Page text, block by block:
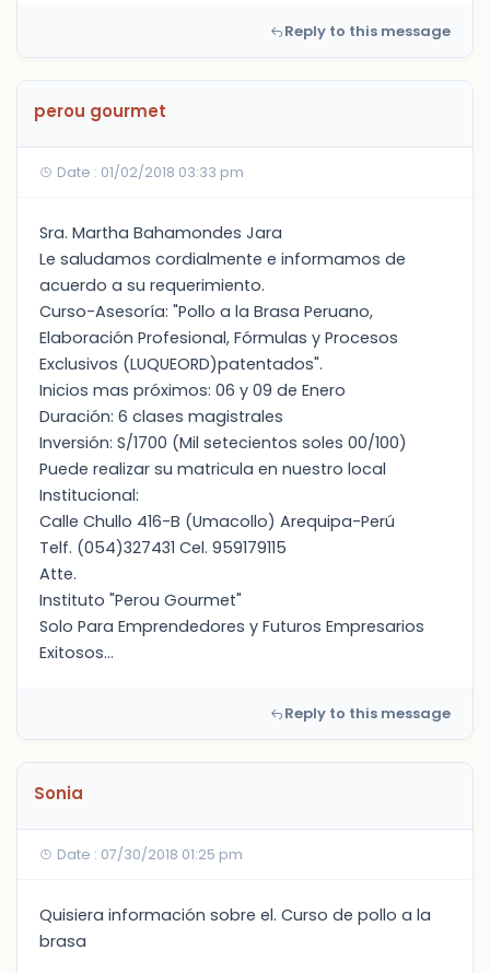
Reply to this message
perou gourmet
Date : 01/02/2018 03:33 pm
Sra. Martha Bahamondes Jara
Le saludamos cordialmente e informamos de
acuerdo a su requerimiento.
Curso-Asesoría: "Pollo a la Brasa Peruano,
Elaboración Profesional, Fórmulas y Procesos
Exclusivos (LUQUEORD)patentados".
Inicios mas próximos: 06 y 09 de Enero
Duración: 6 clases magistrales
Inversión: S/1700 (Mil setecientos soles 00/100)
Puede realizar su matricula en nuestro local
Institucional:
Calle Chullo 416-B (Umacollo) Arequipa-Perú
Telf. (054)327431 Cel. 959179115
Atte.
Instituto "Perou Gourmet"
Solo Para Emprendedores y Futuros Empresarios
Exitosos...
Reply to this message
Sonia
Date : 07/30/2018 01:25 pm
Quisiera información sobre el. Curso de pollo a la
brasa